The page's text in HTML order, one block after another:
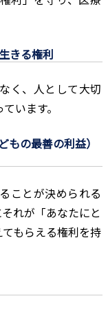
きる権利
く、人として大切
います。
の最善の利益）
ことが決められる
れが「あなたにと
もらえる権利を持